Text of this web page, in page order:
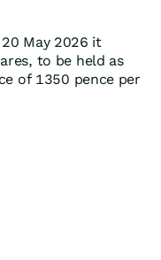
May 2026 it
to be held as
of 1350 pence per